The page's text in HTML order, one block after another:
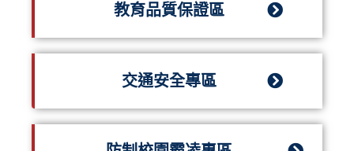
教育品質保證區
交通安全專區